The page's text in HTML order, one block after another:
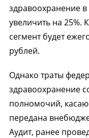
здравоохранение
увеличить на 25%.
сегмент будет
рублей.
Однако траты
здравоохранение
полномочий,
передана
Аудит, ранее